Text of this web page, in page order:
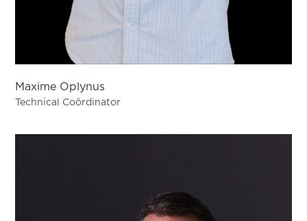
Maxime Oplynus
Technical Coördinator